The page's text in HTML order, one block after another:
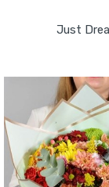
Just